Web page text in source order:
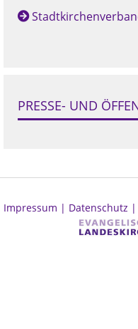
PRESSE- UND
Impressum | Datenschutz |